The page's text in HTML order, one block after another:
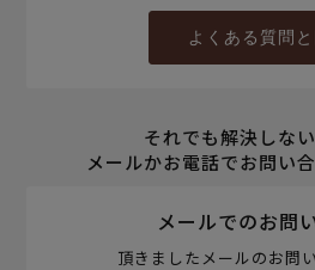
よくある質問
それでも解決しない
メールかお電話でお問い
メールでのお問
頂きましたメールのお問